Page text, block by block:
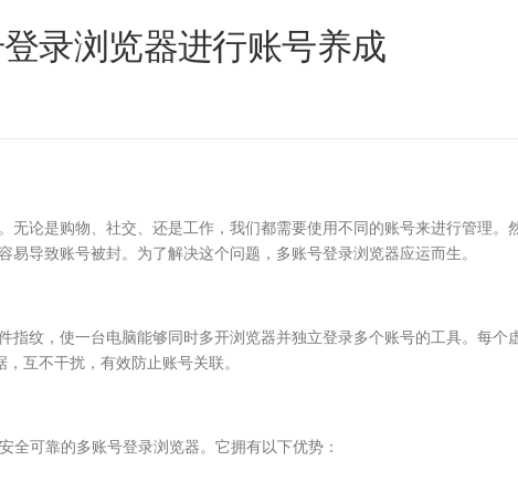
录浏览器进行账号养成
无论是购物、社交、还是工作，我们都需要使用不同的账号来进行管理。
导致账号被封。为了解决这个问题，多账号登录浏览器应运而生。
指纹，使一台电脑能够同时多开浏览器并独立登录多个账号的工具。每个
互不干扰，有效防止账号关联。
可靠的多账号登录浏览器。它拥有以下优势：